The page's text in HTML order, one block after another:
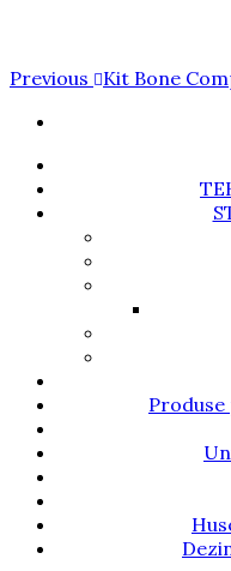
Navigare
articole
Previous
Previous Kit Bone